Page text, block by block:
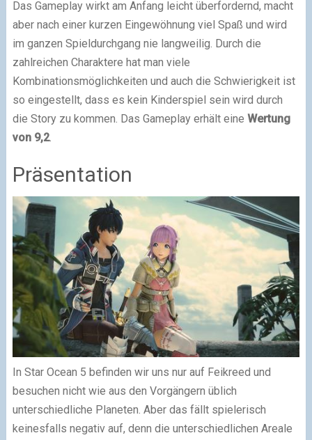
Das Gameplay wirkt am Anfang leicht überfordernd, macht
aber nach einer kurzen Eingewöhnung viel Spaß und wird
im ganzen Spieldurchgang nie langweilig. Durch die
zahlreichen Charaktere hat man viele
Kombinationsmöglichkeiten und auch die Schwierigkeit ist
so eingestellt, dass es kein Kinderspiel sein wird durch
die Story zu kommen. Das Gameplay erhält eine Wertung
von 9,2.
Präsentation
In Star Ocean 5 befinden wir uns nur auf Feikreed und
besuchen nicht wie aus den Vorgängern üblich
unterschiedliche Planeten. Aber das fällt spielerisch
keinesfalls negativ auf, denn die unterschiedlichen Areale